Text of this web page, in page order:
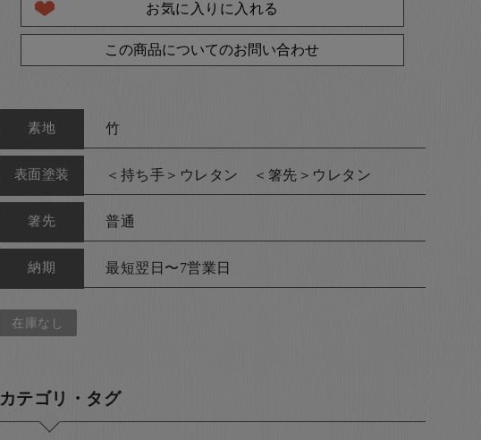
お気に入りに入れる
この商品についてのお問い合わせ
素地 竹
表面塗装 ＜持ち手＞ウレタン ＜箸先＞ウレタン
箸先 普通
納期 最短翌日〜7営業日
在庫なし
カテゴリ・タグ